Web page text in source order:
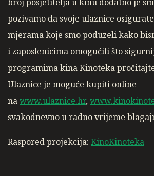
pozivamo da svoje ulaznice
mjerama koje smo poduzeli kako
i zaposlenicima omogućili što
programima kina Kinoteka
Ulaznice je moguće kupiti online
nawww.ulaznice.hr,
svakodnevno u radno vrijeme
Raspored projekcija: KinoKinoteka